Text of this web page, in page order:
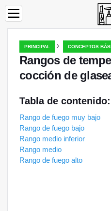
PRINCIPAL › CONCEPTOS
Rangos de
cocción de
Tabla de contenido:
Rango de fuego muy bajo
Rango de fuego bajo
Rango medio inferior
Rango medio
Rango de fuego alto